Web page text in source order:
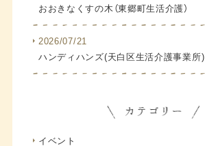
おおきなくすの木（東郷町生活介護）
2026/07/21
ハンディハンズ(天白区生活介護事業所)
イベント